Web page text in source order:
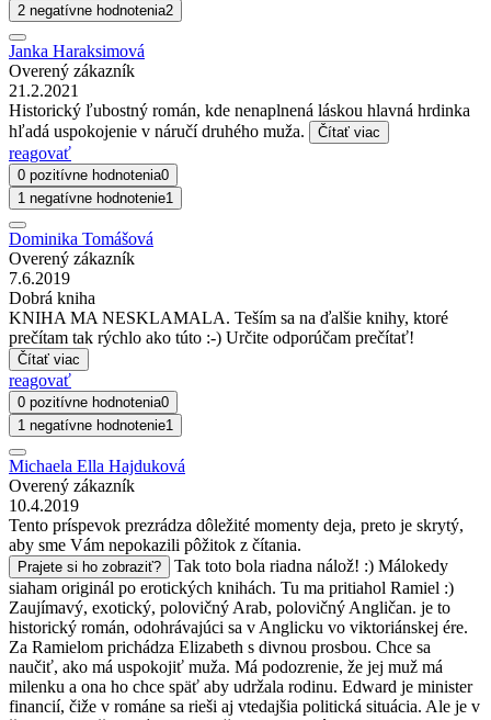
2 negatívne hodnotenia2
Janka Haraksimová
Overený zákazník
21.2.2021
Historický ľubostný román, kde nenaplnená láskou hlavná hrdinka
hľadá uspokojenie v náručí druhého muža.
Čítať viac
reagovať
0 pozitívne hodnotenia0
1 negatívne hodnotenie1
Dominika Tomášová
Overený zákazník
7.6.2019
Dobrá kniha
KNIHA MA NESKLAMALA. Teším sa na ďalšie knihy, ktoré
prečítam tak rýchlo ako túto :-) Určite odporúčam prečítať!
Čítať viac
reagovať
0 pozitívne hodnotenia0
1 negatívne hodnotenie1
Michaela Ella Hajduková
Overený zákazník
10.4.2019
Tento príspevok prezrádza dôležité momenty deja, preto je skrytý,
aby sme Vám nepokazili pôžitok z čítania.
Prajete si ho zobraziť?
Tak toto bola riadna nálož! :) Málokedy
siaham originál po erotických knihách. Tu ma pritiahol Ramiel :)
Zaujímavý, exotický, polovičný Arab, polovičný Angličan. je to
historický román, odohrávajúci sa v Anglicku vo viktoriánskej ére.
Za Ramielom prichádza Elizabeth s divnou prosbou. Chce sa
naučiť, ako má uspokojiť muža. Má podozrenie, že jej muž má
milenku a ona ho chce späť aby udržala rodinu. Edward je minister
financií, čiže v románe sa rieši aj vtedajšia politická situácia. Ale je v